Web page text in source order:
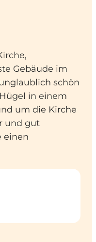
Gebäude im
schön
in einem
um die Kirche
und gut
einen